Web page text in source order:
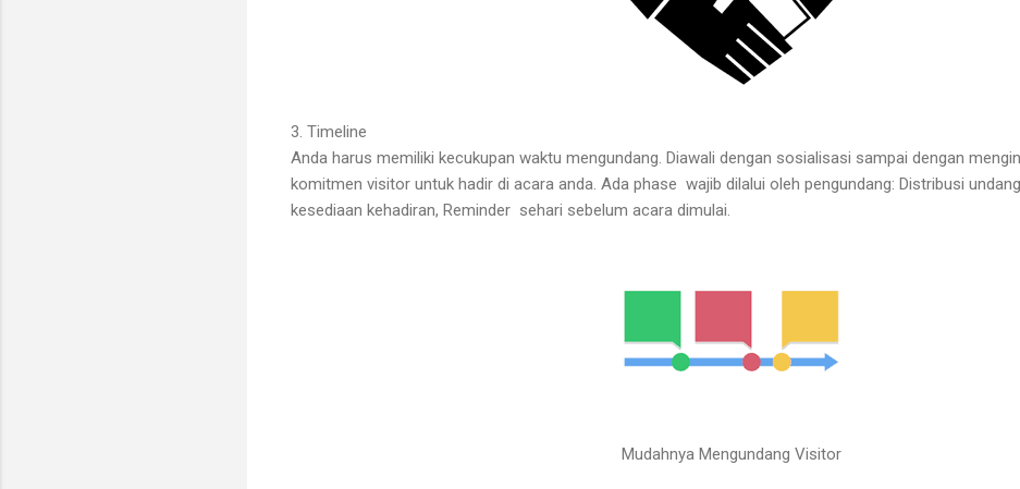
3. Timeline
Anda harus memiliki kecukupan waktu mengundang. Diawali dengan sosialisasi sampai dengan
komitmen visitor untuk hadir di acara anda. Ada phase wajib dilalui oleh pengundang: Distribusi
kesediaan kehadiran, Reminder sehari sebelum acara dimulai.
Mudahnya Mengundang Visitor